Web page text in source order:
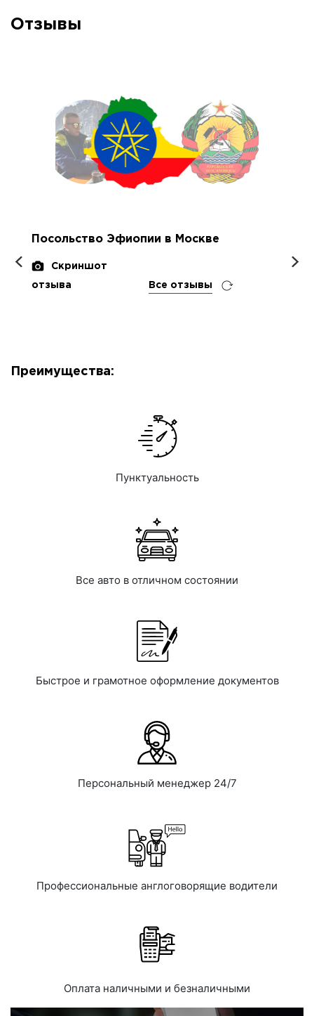
Отзывы
Посольство Эфиопии в Москве
Скриншот
отзыва Все отзывы
Преимущества:
Пунктуальность
Все авто в отличном состоянии
Быстрое и грамотное оформление документов
Персональный менеджер 24/7
Профессиональные англоговорящие водители
Оплата наличными и безналичными